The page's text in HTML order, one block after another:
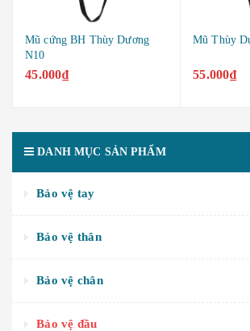
Mũ cứng BH Thùy Dương
N10
45.000₫
Mũ Thùy
55.000₫
DANH MỤC SẢN PHẨM
Bảo vệ tay
Bảo vệ thân
Bảo vệ chân
Bảo vệ đầu